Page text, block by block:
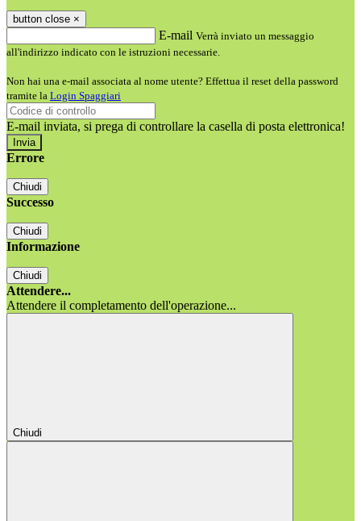
button close ×
E-mail Verrà inviato un messaggio
all'indirizzo indicato con le istruzioni necessarie.
Non hai una e-mail associata al nome utente? Effettua il reset della password
tramite la Login Spaggiari
E-mail inviata, si prega di controllare la casella di posta elettronica!
Errore
Chiudi
Successo
Chiudi
Informazione
Chiudi
Attendere...
Attendere il completamento dell'operazione...
Chiudi